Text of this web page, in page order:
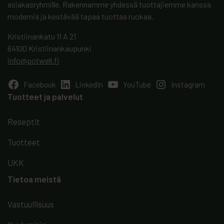
asiakasryhmille. Rakennamme yhdessä tuottajiemme kanssa
modernia ja kestävää tapaa tuottaa ruokaa.
Kristiinankatu 11 A 21
64100 Kristiinankaupunki
info@potwell.fi
Facebook LinkedIn YouTube Instagram
Tuotteet ja palvelut
Reseptit
Tuotteet
UKK
Tietoa meistä
Vastuullisuus